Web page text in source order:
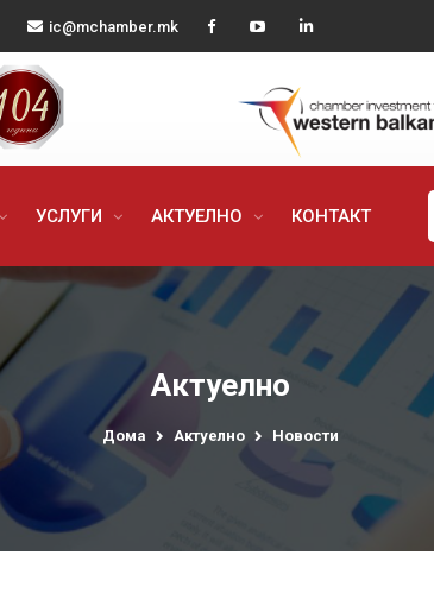
ic@mchamber.mk
УСЛУГИ АКТУЕЛНО КОНТАКТ
Актуелно
Дома Актуелно Новости